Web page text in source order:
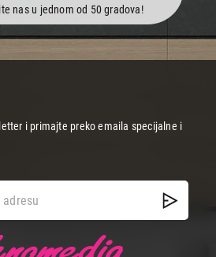
nas u jednom od 50 gradova!
i primajte preko emaila specijalne i